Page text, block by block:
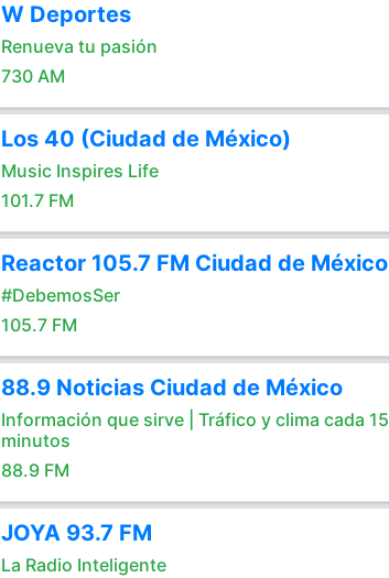
W Deportes
Renueva tu pasión
730 AM
Los 40 (Ciudad de México)
Music Inspires Life
101.7 FM
Reactor 105.7 FM Ciudad de México
#DebemosSer
105.7 FM
88.9 Noticias Ciudad de México
Información que sirve | Tráfico y clima cada 15
minutos
88.9 FM
JOYA 93.7 FM
La Radio Inteligente